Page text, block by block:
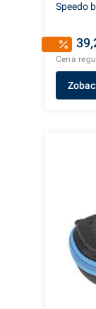
Speedo
Cena